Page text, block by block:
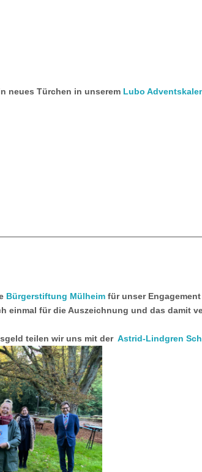
neues Türchen in unserem Lubo
Bürgerstiftung Mülheim für unser
einmal für die Auszeichnung und das damit
teilen wir uns mit der Astrid-Lindgren